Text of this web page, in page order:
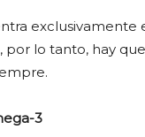
exclusivamente
por lo tanto, hay que
3